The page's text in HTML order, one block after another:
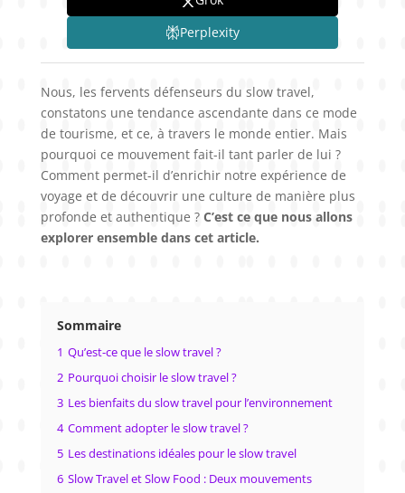
Perplexity
Nous, les fervents défenseurs du slow travel,
constatons une tendance ascendante dans ce mode
de tourisme, et ce, à travers le monde entier. Mais
pourquoi ce mouvement fait-il tant parler de lui ?
Comment permet-il d’enrichir notre expérience de
voyage et de découvrir une culture de manière plus
profonde et authentique ? C’est ce que nous allons
explorer ensemble dans cet article.
Sommaire
1 Qu’est-ce que le slow travel ?
2 Pourquoi choisir le slow travel ?
3 Les bienfaits du slow travel pour l’environnement
4 Comment adopter le slow travel ?
5 Les destinations idéales pour le slow travel
6 Slow Travel et Slow Food : Deux mouvements